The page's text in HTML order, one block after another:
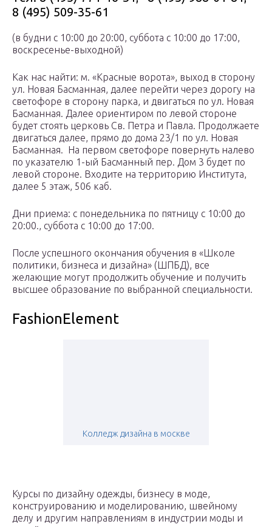
8 (495) 509-35-61
(в будни с 10:00 до 20:00, суббота с 10:00 до 17:00,
воскресенье-выходной)
Как нас найти: м. «Красные ворота», выход в сторону
ул. Новая Басманная, далее перейти через дорогу на
светофоре в сторону парка, и двигаться по ул. Новая
Басманная. Далее ориентиром по левой стороне
будет стоять церковь Св. Петра и Павла. Продолжаете
двигаться далее, прямо до дома 23/1 по ул. Новая
Басманная. На первом светофоре повернуть налево
по указателю 1-ый Басманный пер. Дом 3 будет по
левой стороне. Входите на территорию Института,
далее 5 этаж, 506 каб.
Дни приема: с понедельника по пятницу с 10:00 до
20:00., суббота с 10:00 до 17:00.
После успешного окончания обучения в «Школе
политики, бизнеса и дизайна» (ШПБД), все
желающие могут продолжить обучение и получить
высшее образование по выбранной специальности.
FashionElement
Колледж дизайна в москве
Курсы по дизайну одежды, бизнесу в моде,
конструированию и моделированию, швейному
делу и другим направлениям в индустрии моды и